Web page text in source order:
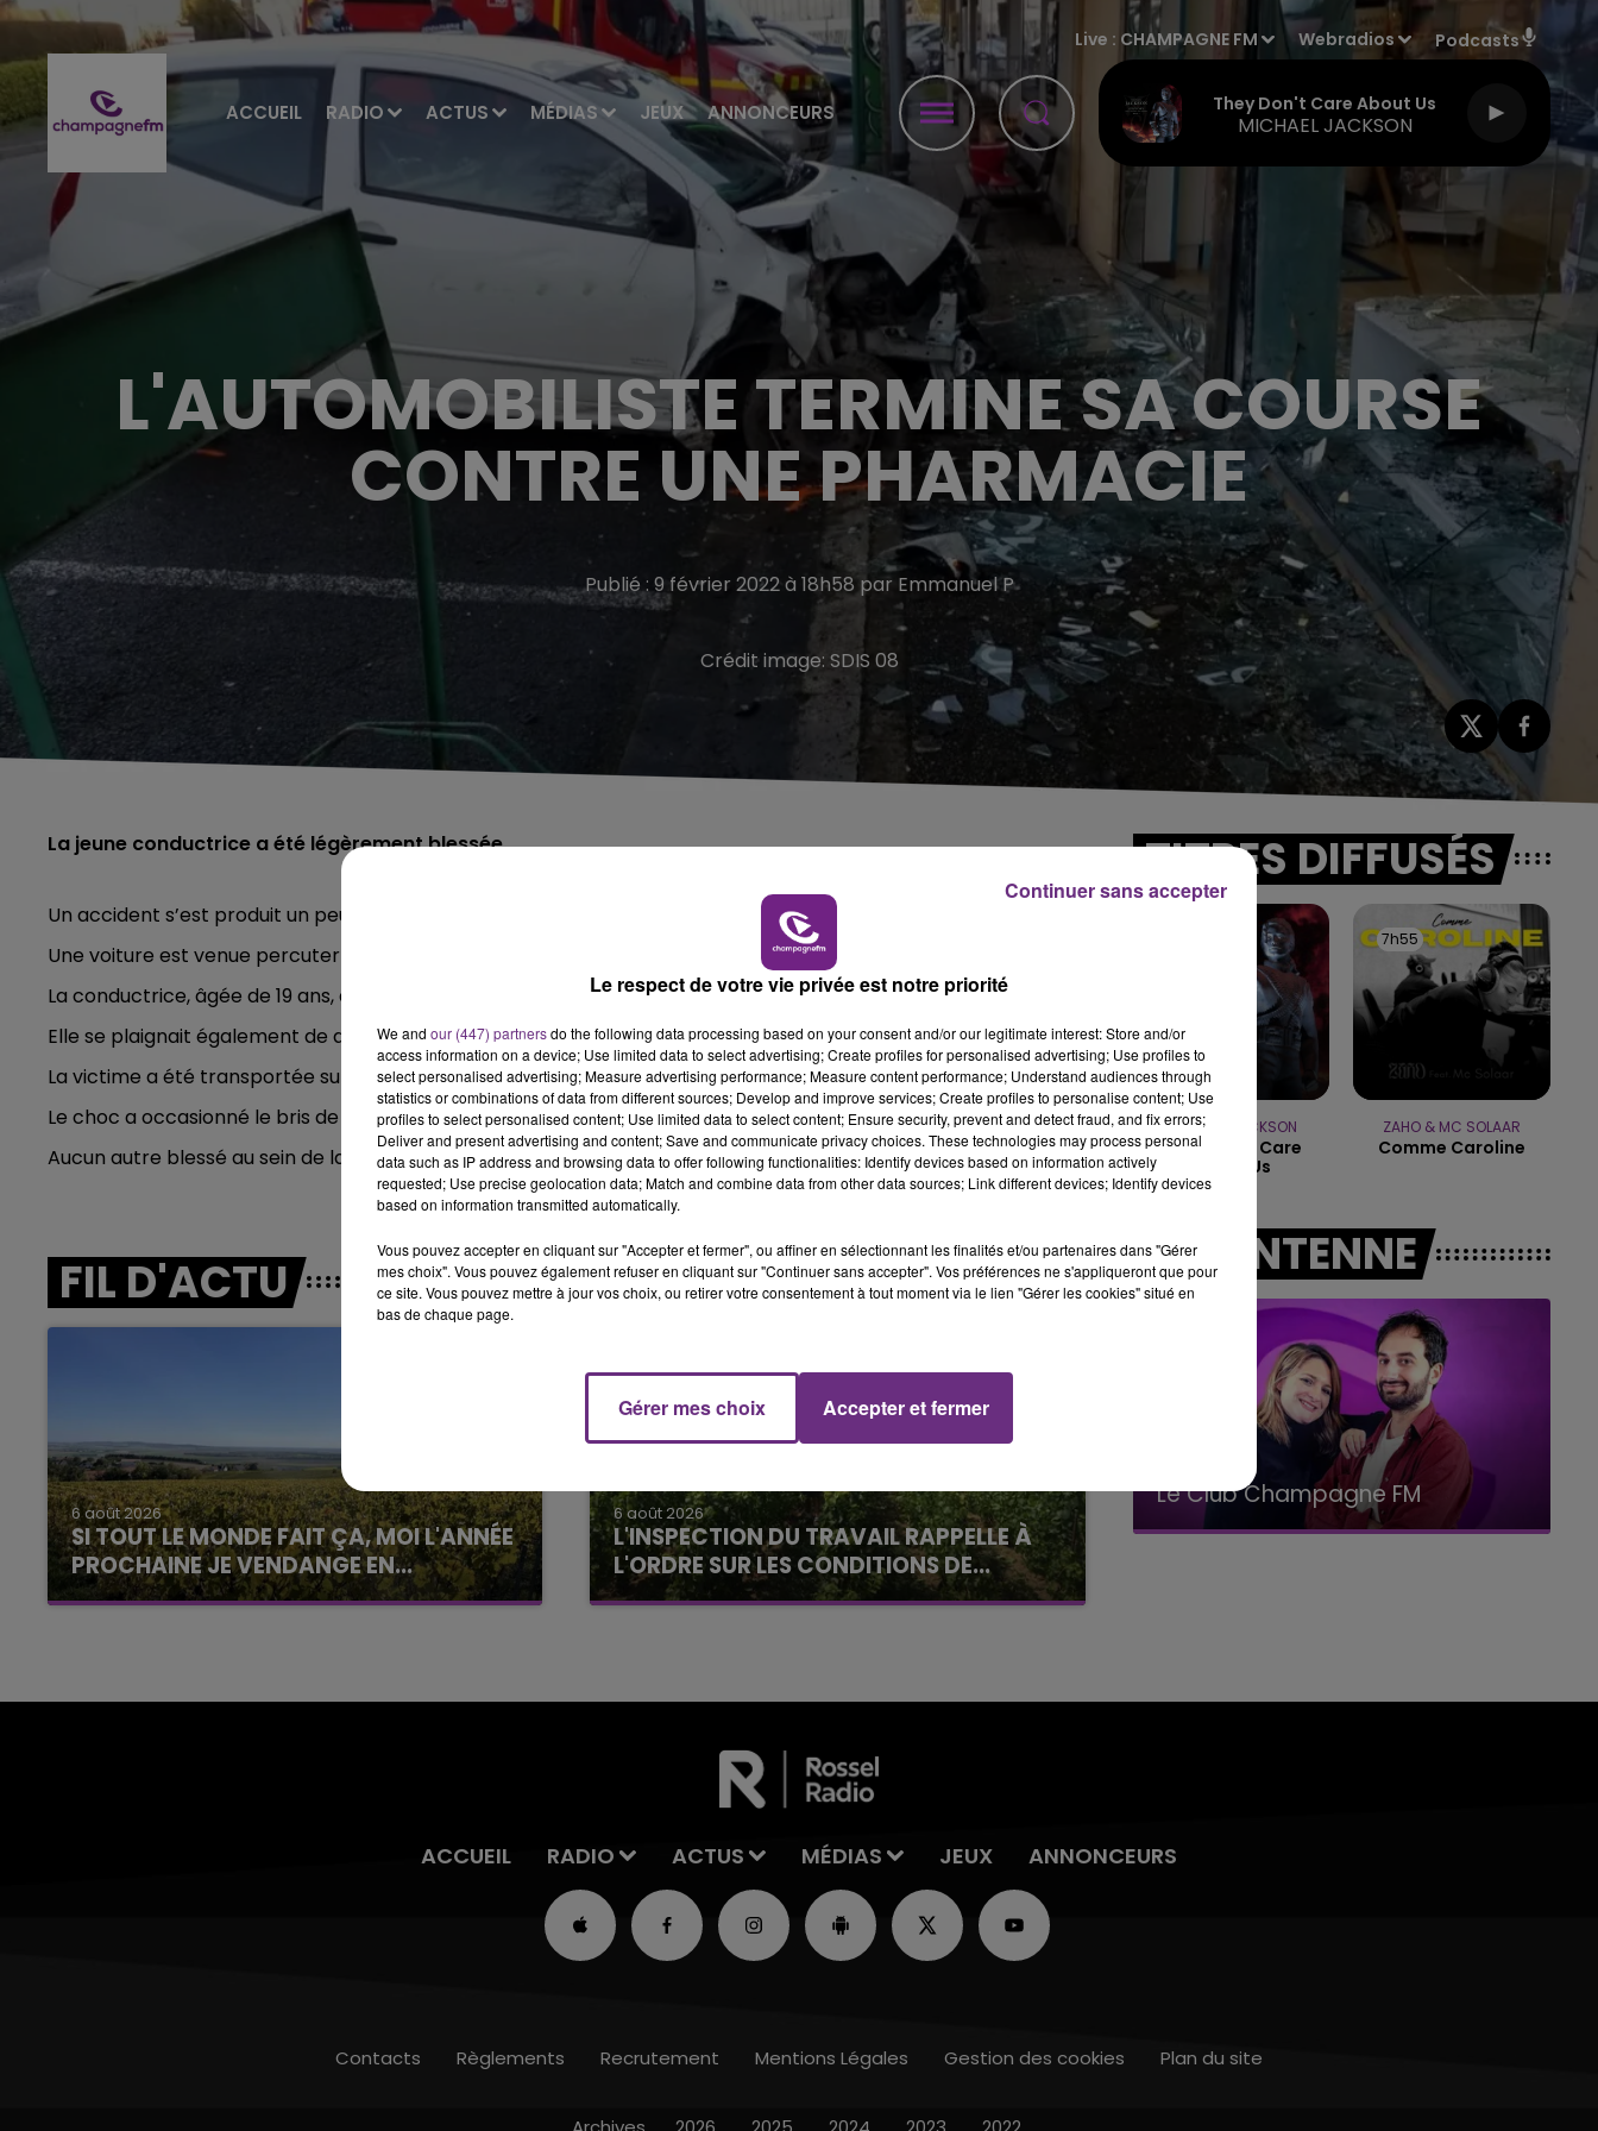
ACCUEIL RADIO ACTUS MÉDIAS JEUX ANNONCEURS
Live : CHAMPAGNE FM Webradios Podcasts
They Don't Care About Us
MICHAEL JACKSON
FAMILLE
10h00 - 14h00
LE TICKET DE CAISSE
14h00 - 15h00
LA RADIO POP LE CLUB
L'AUTOMOBILISTE TERMINE SA COURSE
CONTRE UNE PHARMACIE
Publié : 9 février 2022 à 18h58 par Emmanuel P
Crédit image: SDIS 08
La jeune conductrice a été légèrement blessée
Un accident s’est produit un peu après 16h30, ce mercredi après-midi, sur la commune de Pure (Ardennes).
Une voiture est venue percuter l'une des poutres d’une pharmacie.
La conductrice, âgée de 19 ans, a été légèrement blessée à l’œil gauche.
Elle se plaignait également de douleurs costales et lombaires.
La victime a été transportée sur l’hôpital de Sedan.
Le choc a occasionné le bris de deux vitrines, qui seront remplacées provisoirement par des plaques en bois.
Aucun autre blessé au sein de la pharmacie et aucun chômage technique à prévoir.
FIL D'ACTU
6 août 2026
SI TOUT LE MONDE FAIT ÇA, MOI L'ANNÉE
PROCHAINE JE VENDANGE EN...
La vendange en Champagne a débuté ce jeudi
6 août 2026
L'INSPECTION DU TRAVAIL RAPPELLE À
L'ORDRE SUR LES CONDITIONS DE...
Alors que les dates de début des vendange
TITRES DIFFUSÉS
MICHAEL JACKSON
They Don't Care
About Us
7h55
7h55
ZAHO & MC SOLAAR
Comme Caroline
A L'ANTENNE
14h00 - 15h00
La Radio Pop Le Club Champagne FM LA POP MACHINE - CHAMPAGNE FM
ACCUEIL RADIO ACTUS MÉDIAS JEUX ANNONCEURS
Contacts Règlements Recrutement Mentions Légales Gestion des cookies Plan du site
Le respect de votre vie privée est notre priorité
We and our (447) partnersdo the following data processing based on your consent and/or our legitimate interest: Store and/or
access information on a device; Use limited data to select advertising; Create profiles for personalised advertising; Use profiles to
select personalised advertising; Measure advertising performance; Measure content performance; Understand audiences through
statistics or combinations of data from different sources; Develop and improve services; Create profiles to personalise content; Use
profiles to select personalised content; Use limited data to select content; Ensure security, prevent and detect fraud, and fix errors;
Deliver and present advertising and content; Save and communicate privacy choices. These technologies may process personal
data such as IP address and browsing data to offer following functionalities: Identify devices based on information actively
requested; Use precise geolocation data; Match and combine data from other data sources; Link different devices; Identify devices
based on information transmitted automatically.
Vous pouvez accepter en cliquant sur "Accepter et fermer", ou affiner en sélectionnant les finalités et/ou partenaires dans "Gérer
mes choix". Vous pouvez également refuser en cliquant sur "Continuer sans accepter". Vos préférences ne s'appliqueront que pour
ce site. Vous pouvez mettre à jour vos choix, ou retirer votre consentement à tout moment via le lien "Gérer les cookies" situé en
bas de chaque page.
Gérer mes choix Accepter et fermer
Continuer sans accepter